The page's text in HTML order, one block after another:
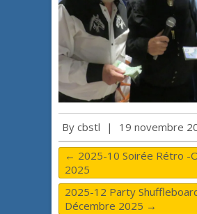
By cbstl | 19 novembre
← 2025-10 Soirée Rétro -
2025
2025-12 Party
Décembre 2025 →